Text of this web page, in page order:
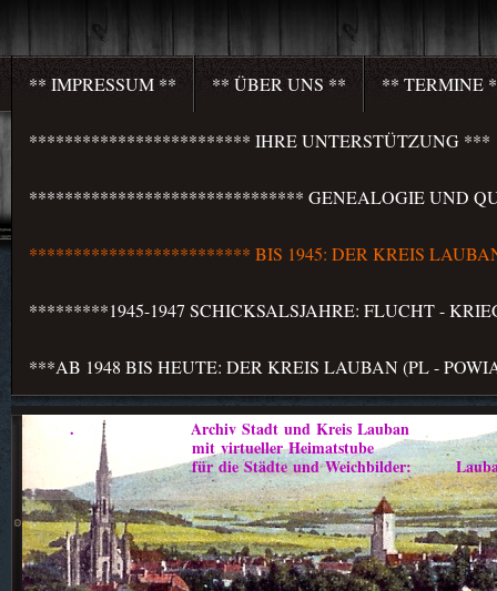
** IMPRESSUM ** ** ÜBER UNS ** ** TERMINE
************************* IHRE UNTERSTÜTZUNG ***
******************************* GENEALOGIE UND
************************* BIS 1945: DER KREIS
*********1945-1947 SCHICKSALSJAHRE: FLUCHT -
***AB 1948 BIS HEUTE: DER KREIS LAUBAN (PL -
. Archiv Stadt und Kreis Lauban
mit virtueller Heimatstube
für die Städte und Weichbilder: Lauban -